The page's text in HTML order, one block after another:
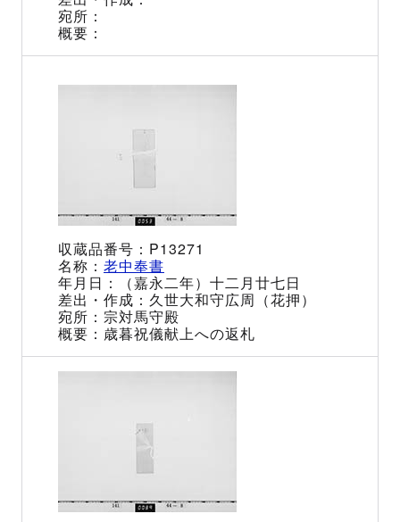
P13271
老中奉書
（嘉永二年）十二月廿七日
久世大和守広周（花押）
宗対馬守殿
歳暮祝儀献上への返札